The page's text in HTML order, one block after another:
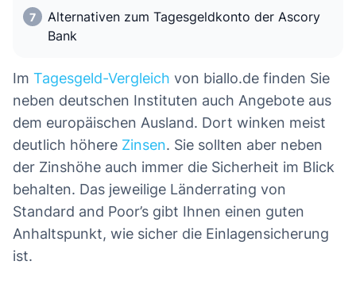
Alternativen zum Tagesgeldkonto der Ascory
Bank
Im Tagesgeld-Vergleich von biallo.de finden Sie
neben deutschen Instituten auch Angebote aus
dem europäischen Ausland. Dort winken meist
deutlich höhere Zinsen. Sie sollten aber neben
der Zinshöhe auch immer die Sicherheit im Blick
behalten. Das jeweilige Länderrating von
Standard and Poor’s gibt Ihnen einen guten
Anhaltspunkt, wie sicher die Einlagensicherung
ist.